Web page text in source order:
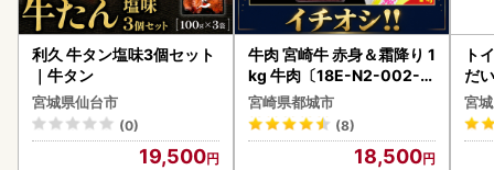
利久 牛タン塩味3個セット
｜牛タン
宮城県仙台市
(0)
19,500
牛肉 宮崎牛 赤身＆霜降り 1
kg 牛肉〔18E-N2-002-1
kg-S4A6-CF〕
宮崎県都城市
(8)
18,500
ト
だ
6ロ
宮